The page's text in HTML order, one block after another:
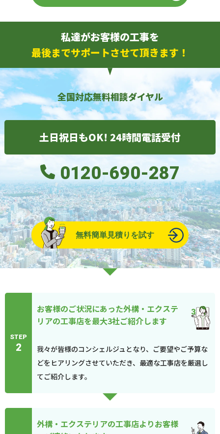
私達がお客様の工事を
最後までサポートさせて頂きます！
全国対応無料相談ダイヤル
土日祝日もOK! 24時間電話受付
0120-690-287
無料簡単見積りを試す
STEP
2
お客様のご状況にあった外構・エクステ
リアの工事店を最大3社ご紹介します
我々が皆様のコンシェルジュとなり、ご要望やご予算な
どをヒアリングさせていただき、最適な工事店を厳選し
てご紹介します。
外構・エクステリアの工事店よりお客様